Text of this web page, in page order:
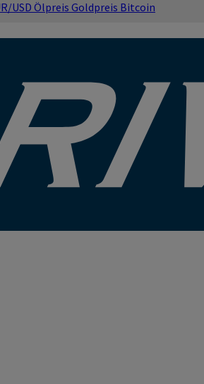
USD Ölpreis Goldpreis Bitcoin